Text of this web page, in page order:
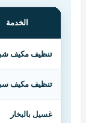
الخدمة
تنظيف مكيف
تنظيف مكيف
غسيل بالبخار